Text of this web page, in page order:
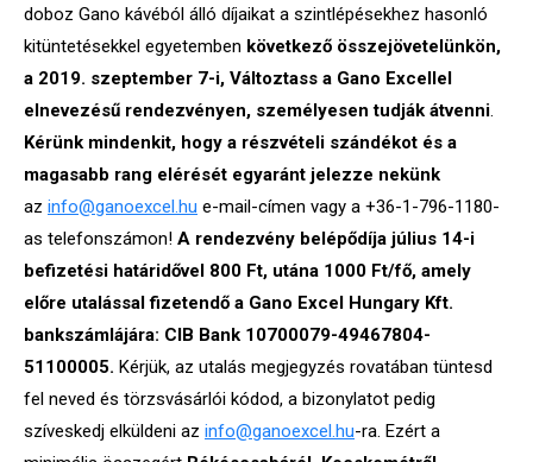
doboz Gano kávéból álló díjaikat a szintlépésekhez hasonló
kitüntetésekkel egyetemben következő összejövetelünkön,
a 2019. szeptember 7-i, Változtass a Gano Excellel
elnevezésű rendezvényen, személyesen tudják átvenni.
Kérünk mindenkit, hogy a részvételi szándékot és a
magasabb rang elérését egyaránt jelezze nekünk
az info@ganoexcel.hu e-mail-címen vagy a +36-1-796-1180-
as telefonszámon! A rendezvény belépődíja július 14-i
befizetési határidővel 800 Ft, utána 1000 Ft/fő, amely
előre utalással fizetendő a Gano Excel Hungary Kft.
bankszámlájára: CIB Bank 10700079-49467804-
51100005. Kérjük, az utalás megjegyzés rovatában tüntesd
fel neved és törzsvásárlói kódod, a bizonylatot pedig
szíveskedj elküldeni az info@ganoexcel.hu-ra. Ezért a